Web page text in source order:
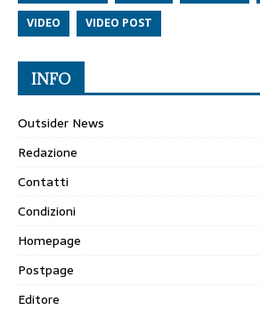
VIDEO
VIDEO POST
INFO
Outsider News
Redazione
Contatti
Condizioni
Homepage
Postpage
Editore